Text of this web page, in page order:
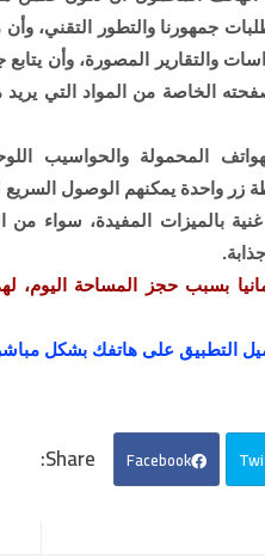
جمهورنا والتطور التقني،
والتقارير المصورة، وأن
الخاصة من المواد التي يريد
المحمولة والحواسيب
زر واحدة يمكنهم الوصول السريع
بالميزات المفيدة، سواء
بسبب حجز المساحة اليوم،
التطبيق على هاتفك بشكل
Facebook